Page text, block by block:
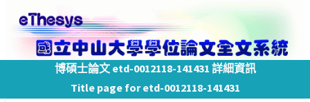
博碩士論文 etd-0012118-141431 詳細資訊
Title page for etd-0012118-141431